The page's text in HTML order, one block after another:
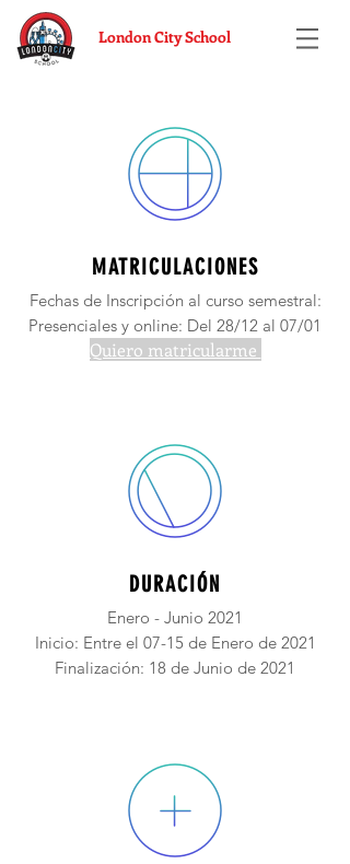
London City School
MATRICULACIONES
Fechas de Inscripción al curso semestral:
Presenciales y online: Del 28/12 al 07/01
Quiero matricularme
DURACIÓN
Enero - Junio 2021
Inicio: Entre el 07-15 de Enero de 2021
Finalización: 18 de Junio de 2021